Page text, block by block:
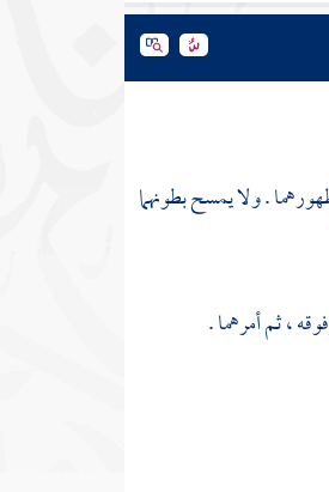
. ولا يمسح بطونهما
، ثم أمرهما .